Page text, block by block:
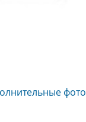
фото